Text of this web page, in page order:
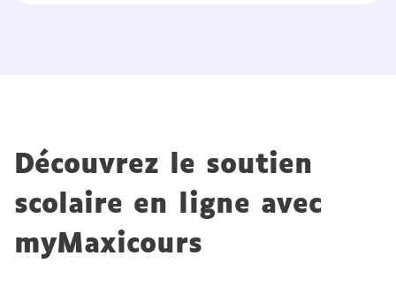
Découvrez le soutien
scolaire en ligne avec
myMaxicours
TESTER GRATUITEMENT
* Votre code d'accès sera envoyé à cette adresse e-mail. En
renseignant votre e-mail, vous consentez à ce que vos